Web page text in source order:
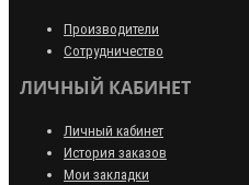
Производители
Сотрудничество
ЛИЧНЫЙ КАБИНЕТ
Личный кабинет
История заказов
Мои закладки